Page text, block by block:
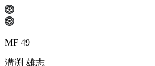
MF 49
溝渕 雄志